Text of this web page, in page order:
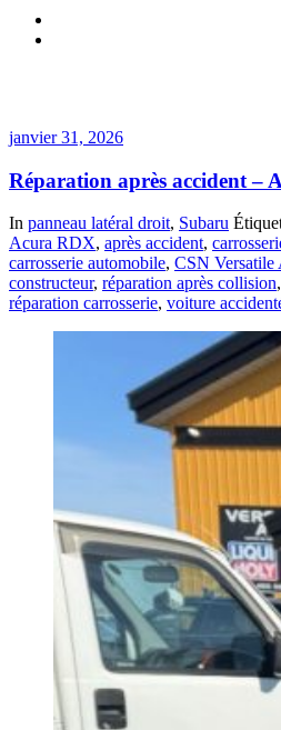
janvier 31, 2026
Réparation après accident –
In panneau latéral droit, Subaru
Acura RDX, après accident,
carrosserie automobile, CSN Versatile
constructeur, réparation après collision,
réparation carrosserie, voiture